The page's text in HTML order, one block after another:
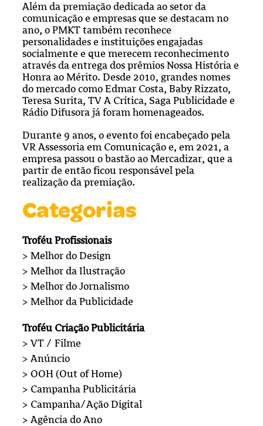
Além da premiação dedicada ao setor da
comunicação e empresas que se destacam no
ano, o PMKT também reconhece
personalidades e instituições engajadas
socialmente e que merecem reconhecimento
através da entrega dos prêmios Nossa História e
Honra ao Mérito. Desde 2010, grandes nomes
do mercado como Edmar Costa, Baby Rizzato,
Teresa Surita, TV A Crítica, Saga Publicidade e
Rádio Difusora já foram homenageados.
Durante 9 anos, o evento foi encabeçado pela
VR Assessoria em Comunicação e, em 2021, a
empresa passou o bastão ao Mercadizar, que a
partir de então ficou responsável pela
realização da premiação.
Categorias
Troféu Profissionais
> Melhor do Design
> Melhor da Ilustração
> Melhor do Jornalismo
> Melhor da Publicidade
Troféu Criação Publicitária
> VT / Filme
> Anúncio
> OOH (Out of Home)
> Campanha Publicitária
> Campanha/Ação Digital
> Agência do Ano